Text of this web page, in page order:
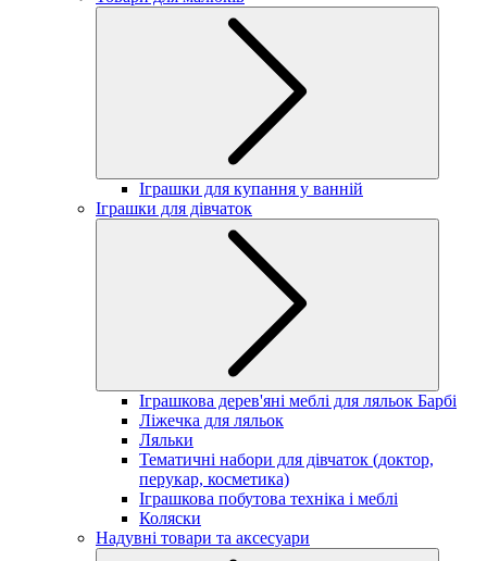
Іграшки для купання у ванній
Іграшки для дівчаток
Іграшкова дерев'яні меблі для ляльок Барбі
Ліжечка для ляльок
Ляльки
Тематичні набори для дівчаток (доктор,
перукар, косметика)
Іграшкова побутова техніка і меблі
Коляски
Надувні товари та аксесуари